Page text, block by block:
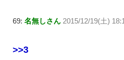
69: 名無しさん 2015/12/19(土)
>>3